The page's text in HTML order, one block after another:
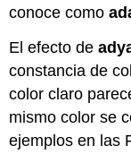
conoce como
El efecto de
constancia de
color claro
mismo color se
ejemplos en las